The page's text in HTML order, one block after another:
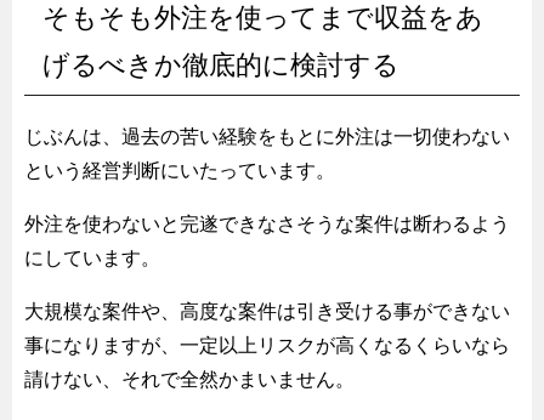
そもそも外注を使ってまで収益をあ
げるべきか徹底的に検討する
じぶんは、過去の苦い経験をもとに外注は一切使わない
という経営判断にいたっています。
外注を使わないと完遂できなさそうな案件は断わるよう
にしています。
大規模な案件や、高度な案件は引き受ける事ができない
事になりますが、一定以上リスクが高くなるくらいなら
請けない、それで全然かまいません。